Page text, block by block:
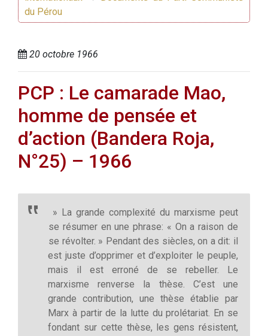
du Pérou
20 octobre 1966
PCP : Le camarade Mao,
homme de pensée et
d’action (Bandera Roja,
N°25) – 1966
» La grande complexité du marxisme peut
se résumer en une phrase: « On a raison de
se révolter. » Pendant des siècles, on a dit: il
est juste d’opprimer et d’exploiter le peuple,
mais il est erroné de se rebeller. Le
marxisme renverse la thèse. C’est une
grande contribution, une thèse établie par
Marx à partir de la lutte du prolétariat. En se
fondant sur cette thèse, les gens résistent,